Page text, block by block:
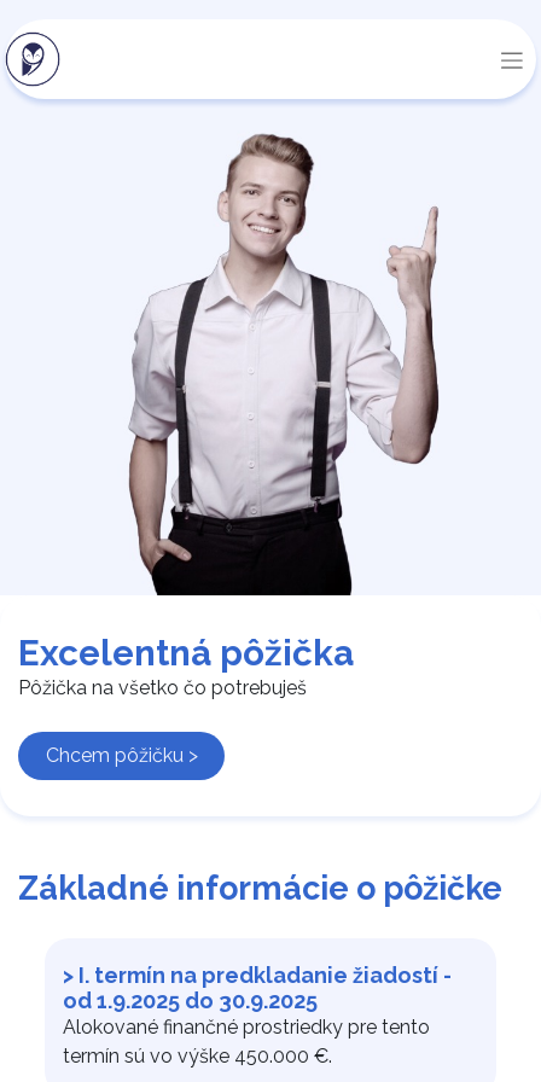
Excelentná pôžička
Pôžička na všetko čo potrebuješ
Chcem pôžičku >
Základné informácie o pôžičke
> I. termín na predkladanie žiadostí -
od 1.9.2025 do 30.9.2025
Alokované finančné prostriedky pre tento
termín sú vo výške 450.000 €.​